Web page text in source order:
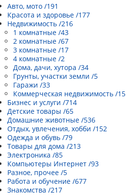
Каталог сайтов
| Регистрация |
Авто, мото /191
Красота и здоровье /177
Недвижимость /216
1 комнатные /43
2 комнатные /67
3 комнатные /17
4 комнатные /2
Дома, дачи, хутора /34
Грунты, участки земли /5
Гаражи /33
Коммерческая недвижимость /15
Бизнес и услуги /714
Детские товары /65
Домашние животные /536
Отдых, увлечения, хобби /152
Одежда и обувь /79
Товары для дома /213
Электроника /85
Компьютеры Интернет /93
Разное, прочее /5
Работа и обучение /677
Знакомства /217